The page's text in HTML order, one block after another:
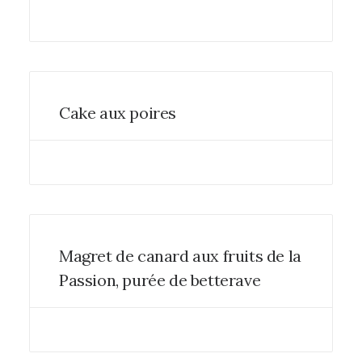
Cake aux poires
Magret de canard aux fruits de la
Passion, purée de betterave